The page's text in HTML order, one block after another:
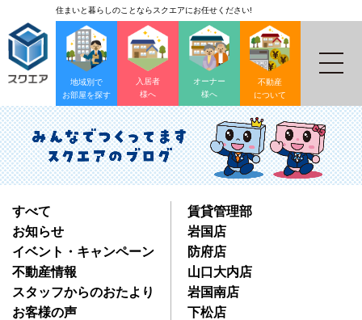
住まいと暮らしのことならスクエアにお任せください!
地域別で
お部屋を探す
入居者
様へ
オーナー
様へ
不動産
について
すべて
お知らせ
イベント・キャンペーン
不動産情報
スタッフからのおたより
お客様の声
賃貸管理部
岩国店
防府店
山口大内店
岩国南店
下松店